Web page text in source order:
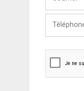
(Optionnel)